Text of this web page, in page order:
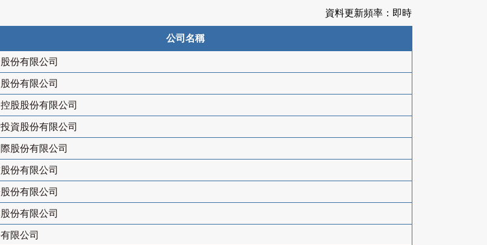
資料更新頻率：即時
公司名稱
份有限公司
份有限公司
股股份有限公司
資股份有限公司
股份有限公司
份有限公司
份有限公司
份有限公司
限公司